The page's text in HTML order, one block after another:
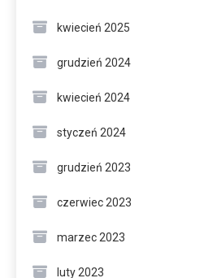
kwiecień 2025
grudzień 2024
kwiecień 2024
styczeń 2024
grudzień 2023
czerwiec 2023
marzec 2023
luty 2023